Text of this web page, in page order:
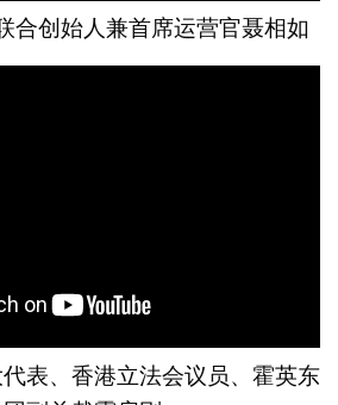
合创始人兼首席运营官聂相如
表、香港立法会议员、霍英东